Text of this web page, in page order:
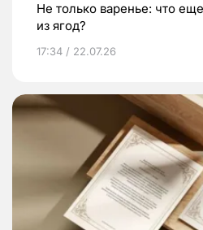
Не только варенье: что
из ягод?
17:34 / 22.07.26